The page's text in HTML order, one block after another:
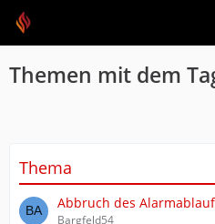
Themen mit dem
Thema
Abbruch des
Bargfeld54